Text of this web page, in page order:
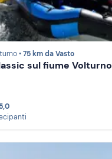
•75 km da Vasto
sul fiume Volturno
5,0